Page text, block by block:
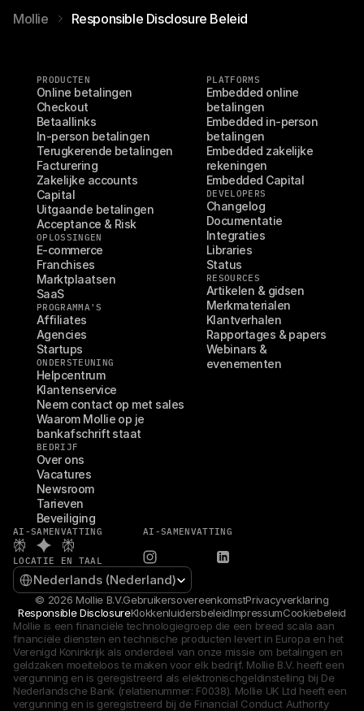
Mollie Responsible Disclosure Beleid
PRODUCTEN
Online betalingen
Checkout
Betaallinks
In-person betalingen
Terugkerende betalingen
Facturering
Zakelijke accounts
Capital
Uitgaande betalingen
Acceptance & Risk
OPLOSSINGEN
E-commerce
Franchises
Marktplaatsen
SaaS
PROGRAMMA'S
Affiliates
Agencies
Startups
ONDERSTEUNING
Helpcentrum
Klantenservice
Neem contact op met sales
Waarom Mollie op je
bankafschrift staat
BEDRIJF
Over ons
Vacatures
Newsroom
Tarieven
Beveiliging
PLATFORMS
Embedded online
betalingen
Embedded in-person
betalingen
Embedded zakelijke
rekeningen
Embedded Capital
DEVELOPERS
Changelog
Documentatie
Integraties
Libraries
Status
RESOURCES
Artikelen & gidsen
Merkmaterialen
Klantverhalen
Rapportages & papers
Webinars &
evenementen
AI-SAMENVATTING AI-SAMENVATTING
LOCATIE EN TAAL
Select Language
Nederlands (Nederland)
© 2026 Mollie B.V.GebruikersovereenkomstPrivacyverklaring
Responsible DisclosureKlokkenluidersbeleidImpressumCookiebeleid
Mollie is een financiële technologiegroep die een breed scala aan
financiële diensten en technische producten levert in Europa en het
Verenigd Koninkrijk als onderdeel van onze missie om betalingen en
geldzaken moeiteloos te maken voor elk bedrijf. Mollie B.V. heeft een
vergunning en is geregistreerd als elektronischgeldinstelling bij De
Nederlandsche Bank (relatienummer: F0038). Mollie UK Ltd heeft een
vergunning en is geregistreerd bij de Financial Conduct Authority